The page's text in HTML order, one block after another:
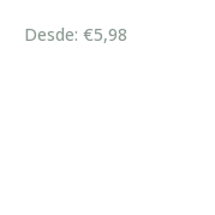
Desde: €5,98